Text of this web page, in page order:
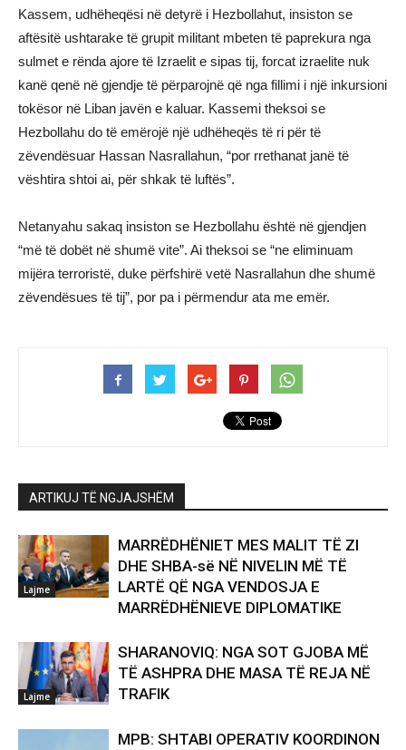
Kassem, udhëheqësi në detyrë i Hezbollahut, insiston se
aftësitë ushtarake të grupit militant mbeten të paprekura nga
sulmet e rënda ajore të Izraelit e sipas tij, forcat izraelite nuk
kanë qenë në gjendje të përparojnë që nga fillimi i një inkursioni
tokësor në Liban javën e kaluar. Kassemi theksoi se
Hezbollahu do të emërojë një udhëheqës të ri për të
zëvendësuar Hassan Nasrallahun, “por rrethanat janë të
vështira shtoi ai, për shkak të luftës”.
Netanyahu sakaq insiston se Hezbollahu është në gjendjen
“më të dobët në shumë vite”. Ai theksoi se “ne eliminuam
mijëra terroristë, duke përfshirë vetë Nasrallahun dhe shumë
zëvendësues të tij”, por pa i përmendur ata me emër.
ARTIKUJ TË NGJAJSHËM
Lajme
MARRËDHËNIET MES MALIT TË ZI
DHE SHBA-së NË NIVELIN MË TË
LARTË QË NGA VENDOSJA E
MARRËDHËNIEVE DIPLOMATIKE
Lajme
SHARANOVIQ: NGA SOT GJOBA MË
TË ASHPRA DHE MASA TË REJA NË
TRAFIK
MPB: SHTABI OPERATIV KOORDINON